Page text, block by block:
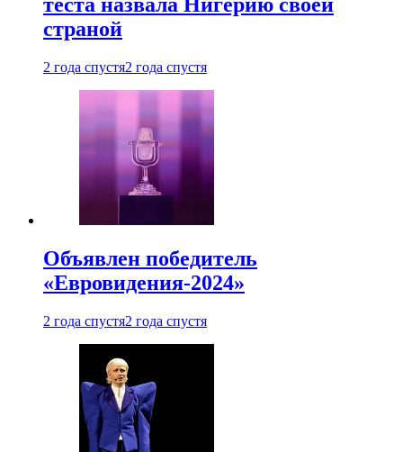
страной
2 года спустя2 года спустя
Объявлен победитель
«Евровидения-2024»
2 года спустя2 года спустя